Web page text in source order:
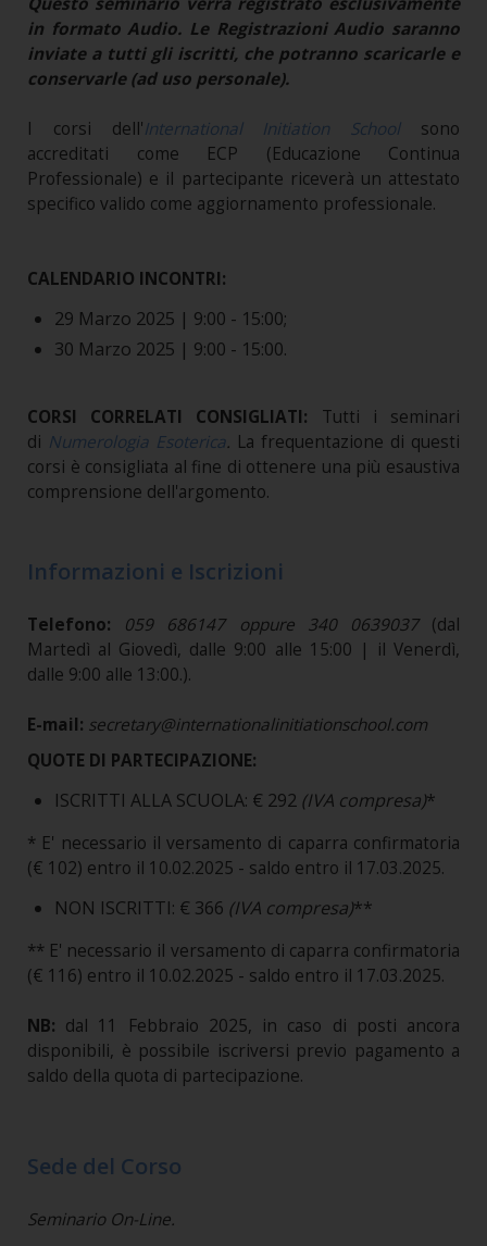
in formato Audio. Le Registrazioni Audio saranno
inviate a tutti gli iscritti, che potranno scaricarle e
conservarle (ad uso personale).
I corsi dell'International Initiation Schoolsono
accreditati come ECP (Educazione Continua
Professionale) e il partecipante riceverà un attestato
specifico valido come aggiornamento professionale.
CALENDARIO INCONTRI:
29 Marzo 2025 | 9:00 - 15:00;
30 Marzo 2025 | 9:00 - 15:00.
CORSI CORRELATI CONSIGLIATI: Tutti i seminari
di Numerologia Esoterica. La frequentazione di questi
corsi è consigliata al fine di ottenere una più esaustiva
comprensione dell'argomento.
Informazioni e Iscrizioni
Telefono: 059 686147 oppure 340 0639037 (dal
Martedì al Giovedì, dalle 9:00 alle 15:00 | il Venerdì,
dalle 9:00 alle 13:00.).
E-mail: secretary@internationalinitiationschool.com
QUOTE DI PARTECIPAZIONE:
ISCRITTI ALLA SCUOLA: € 292 (IVA compresa)*
* E' necessario il versamento di caparra confirmatoria
(€ 102) entro il 10.02.2025 - saldo entro il 17.03.2025.
NON ISCRITTI: € 366 (IVA compresa)**
** E' necessario il versamento di caparra confirmatoria
(€ 116) entro il 10.02.2025 - saldo entro il 17.03.2025.
NB: dal 11 Febbraio 2025, in caso di posti ancora
disponibili, è possibile iscriversi previo pagamento a
saldo della quota di partecipazione.
Sede del Corso
Seminario On-Line.